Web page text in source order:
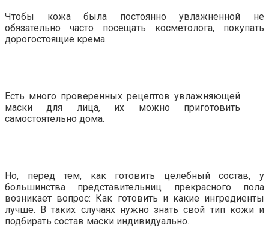
Чтобы кожа была постоянно увлажненной не
обязательно часто посещать косметолога, покупать
дорогостоящие крема.
Есть много проверенных рецептов увлажняющей
маски для лица, их можно приготовить
самостоятельно дома.
Но, перед тем, как готовить целебный состав, у
большинства представительниц прекрасного пола
возникает вопрос: Как готовить и какие ингредиенты
лучше. В таких случаях нужно знать свой тип кожи и
подбирать состав маски индивидуально.